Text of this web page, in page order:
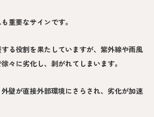
重要なサインです。
る役割を果たしていますが、紫外線や雨風
々に劣化し、剥がれてしまいます。
壁が直接外部環境にさらされ、劣化が加速